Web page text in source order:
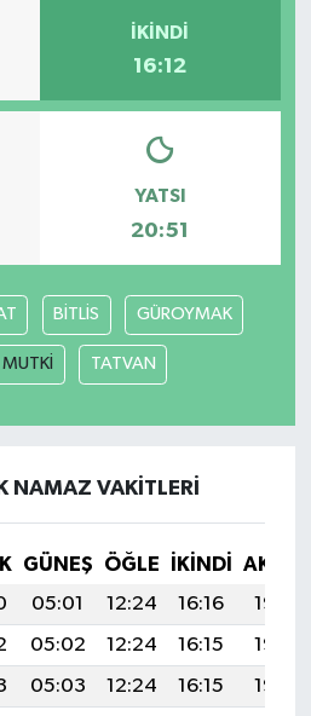
İKINDI
16:12
YATSI
20:51
BİTLİS GÜROYMAK
MUTKİ TATVAN
NAMAZ VAKITLERI
GÜNEŞ ÖĞLE İKINDI
05:01 12:24 16:16
19:37
05:02 12:24 16:15
19:36
05:03 12:24 16:15
19:35